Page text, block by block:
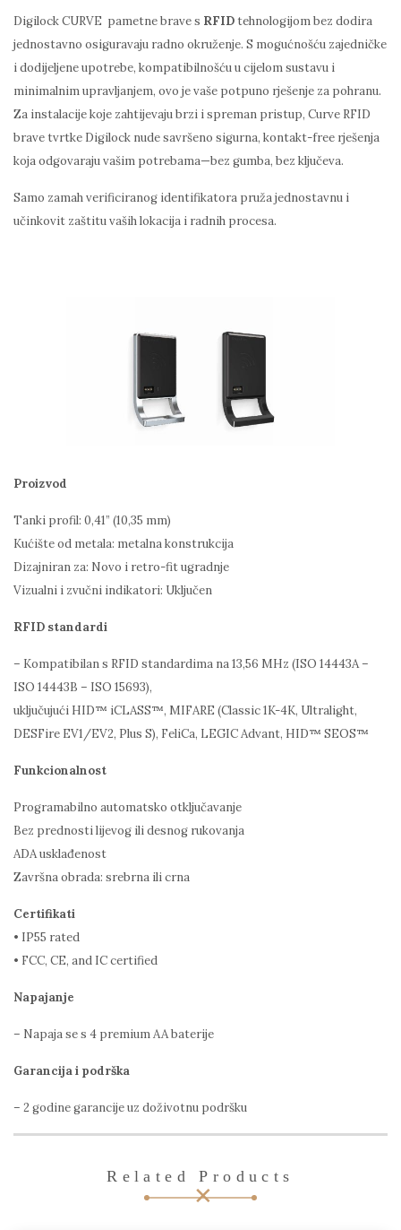
Digilock CURVE pametne brave s RFIDtehnologijom bez dodira
jednostavno osiguravaju radno okruženje. S mogućnošću zajedničke
i dodijeljene upotrebe, kompatibilnošću u cijelom sustavu i
minimalnim upravljanjem, ovo je vaše potpuno rješenje za pohranu.
Za instalacije koje zahtijevaju brzi i spreman pristup, Curve RFID
brave tvrtke Digilock nude savršeno sigurna, kontakt-free rješenja
koja odgovaraju vašim potrebama—bez gumba, bez ključeva.
Samo zamah verificiranog identifikatora pruža jednostavnu i
učinkovit zaštitu vaših lokacija i radnih procesa.
Proizvod
Tanki profil: 0,41” (10,35 mm)
Kućište od metala: metalna konstrukcija
Dizajniran za: Novo i retro-fit ugradnje
Vizualni i zvučni indikatori: Uključen
RFID standardi
– Kompatibilan s RFID standardima na 13,56 MHz (ISO 14443A –
ISO 14443B – ISO 15693),
uključujući HID™ iCLASS™, MIFARE (Classic 1K-4K, Ultralight,
DESFire EV1/EV2, Plus S), FeliCa, LEGIC Advant, HID™ SEOS™
Funkcionalnost
Programabilno automatsko otključavanje
Bez prednosti lijevog ili desnog rukovanja
ADA usklađenost
Završna obrada: srebrna ili crna
Certifikati
• IP55 rated
• FCC, CE, and IC certified
Napajanje
– Napaja se s 4 premium AA baterije
Garancija i podrška
– 2 godine garancije uz doživotnu podršku
Related Products